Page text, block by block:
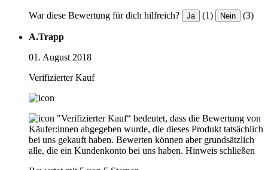
War diese Bewertung für dich hilfreich? Ja (1) Nein (3)
A.Trapp
01. August 2018
Verifizierter Kauf
"Verifizierter Kauf“ bedeutet, dass die Bewertung von
Käufer:innen abgegeben wurde, die dieses Produkt tatsächlich
bei uns gekauft haben. Bewerten können aber grundsätzlich
alle, die ein Kundenkonto bei uns haben. Hinweis schließen